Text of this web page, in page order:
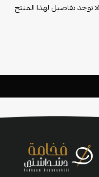
لا توجد تفاصيل لهذا المنتج